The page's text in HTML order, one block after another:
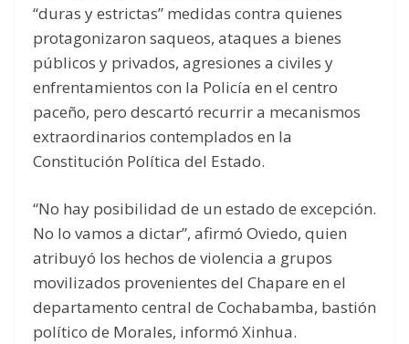
“duras y estrictas” medidas contra quienes
protagonizaron saqueos, ataques a bienes
públicos y privados, agresiones a civiles y
enfrentamientos con la Policía en el centro
paceño, pero descartó recurrir a mecanismos
extraordinarios contemplados en la
Constitución Política del Estado.
“No hay posibilidad de un estado de excepción.
No lo vamos a dictar”, afirmó Oviedo, quien
atribuyó los hechos de violencia a grupos
movilizados provenientes del Chapare en el
departamento central de Cochabamba, bastión
político de Morales, informó Xinhua.